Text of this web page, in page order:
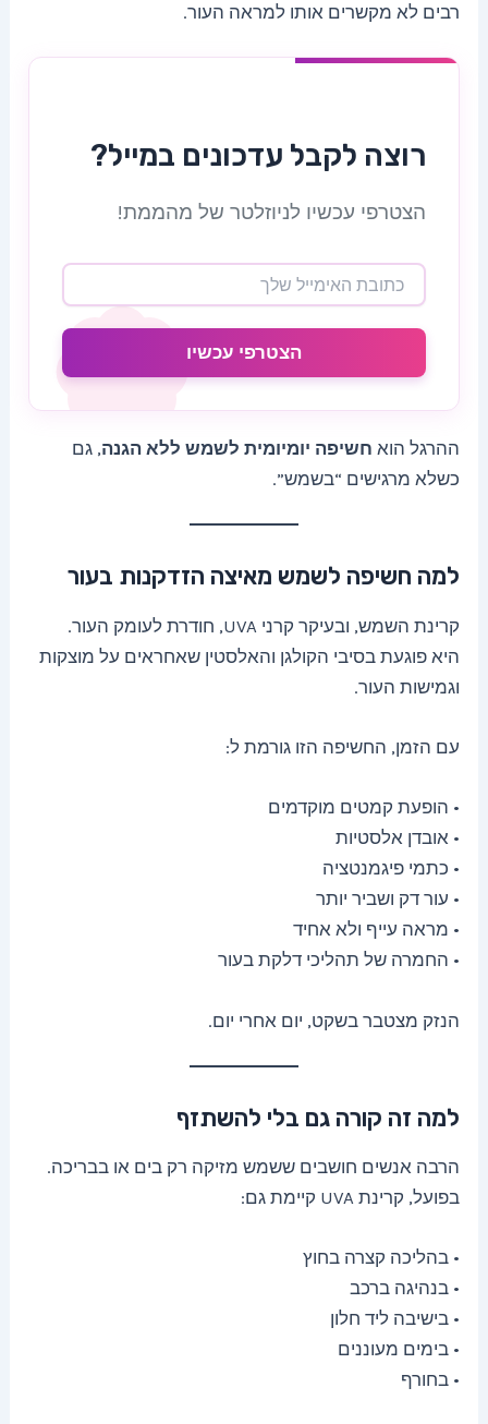
רבים לא מקשרים אותו למראה העור.
רוצה לקבל עדכונים במייל?
הצטרפי עכשיו לניוזלטר של מהממת!
הצטרפי עכשיו
ההרגל הוא חשיפה יומיומית לשמש ללא הגנה, גם
כשלא מרגישים “בשמש”.
למה חשיפה לשמש מאיצה הזדקנות בעור
קרינת השמש, ובעיקר קרני UVA, חודרת לעומק העור.
היא פוגעת בסיבי הקולגן והאלסטין שאחראים על מוצקות
וגמישות העור.
עם הזמן, החשיפה הזו גורמת ל:
• הופעת קמטים מוקדמים
• אובדן אלסטיות
• כתמי פיגמנטציה
• עור דק ושביר יותר
• מראה עייף ולא אחיד
• החמרה של תהליכי דלקת בעור
הנזק מצטבר בשקט, יום אחרי יום.
למה זה קורה גם בלי להשתזף
הרבה אנשים חושבים ששמש מזיקה רק בים או בבריכה.
בפועל, קרינת UVA קיימת גם:
• בהליכה קצרה בחוץ
• בנהיגה ברכב
• בישיבה ליד חלון
• בימים מעוננים
• בחורף